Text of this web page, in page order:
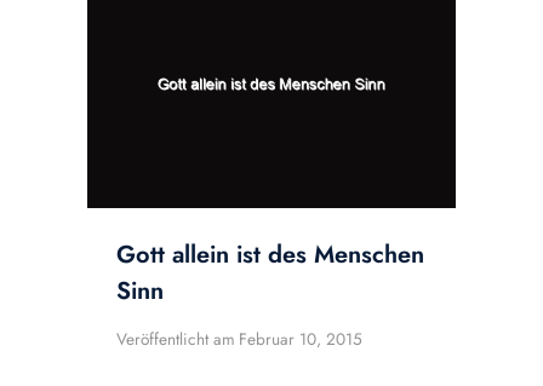
Gott allein ist des Menschen
Sinn
Veröffentlicht am Februar 10, 2015